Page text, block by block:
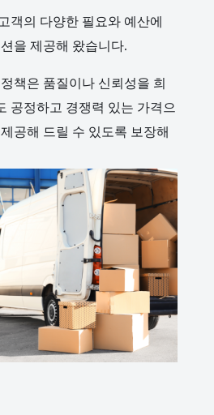
객의 다양한 필요와 예산에
을 제공해 왔습니다.
책은 품질이나 신뢰성을 희
공정하고 경쟁력 있는 가격으
공해 드릴 수 있도록 보장해